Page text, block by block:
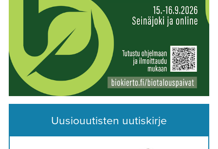
Uusiouutisten uutiskirje